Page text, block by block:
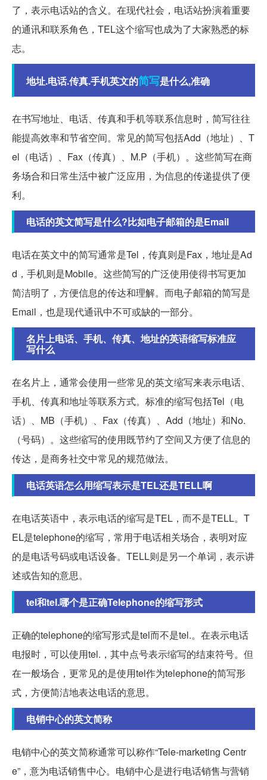
了，表示电话站的含义。在现代社会，电话站扮演着重要
的通讯和联系角色，TEL这个缩写也成为了大家熟悉的标
志。
地址.电话.传真.手机英文的简写是什么,准确
在书写地址、电话、传真和手机等联系信息时，简写往往
能提高效率和节省空间。常见的简写包括Add（地址）、T
el（电话）、Fax（传真）、M.P（手机）。这些简写在商
务场合和日常生活中被广泛应用，为信息的传递提供了便
利。
电话的英文简写是什么?比如电子邮箱的是Email
电话在英文中的简写通常是Tel，传真则是Fax，地址是Ad
d，手机则是Mobile。这些简写的广泛使用使得书写更加
简洁明了，方便信息的传达和理解。而电子邮箱的简写是
Email，也是现代通讯中不可或缺的一部分。
名片上电话、手机、传真、地址的英语缩写标准应
写什么
在名片上，通常会使用一些常见的英文缩写来表示电话、
手机、传真和地址等联系方式。标准的缩写包括Tel（电
话）、MB（手机）、Fax（传真）、Add（地址）和No.
（号码）。这些缩写的使用既节约了空间又方便了信息的
传达，是商务社交中常见的规范做法。
电话英语怎么用缩写表示是TEL还是TELL啊
在电话英语中，表示电话的缩写是TEL，而不是TELL。T
EL是telephone的缩写，常用于电话相关场合，表明对应
的是电话号码或电话设备。TELL则是另一个单词，表示讲
述或告知的意思。
tel和tel.哪个是正确Telephone的缩写形式
正确的telephone的缩写形式是tel而不是tel.。在表示电话
电报时，可以使用tel.，其中点号表示缩写的结束符号。但
在一般场合，更常见的是使用tel作为telephone的简写形
式，方便简洁地表达电话的意思。
电销中心的英文简称
电销中心的英文简称通常可以称作“Tele-marketing Centr
e”，意为电话销售中心。电销中心是进行电话销售与营销